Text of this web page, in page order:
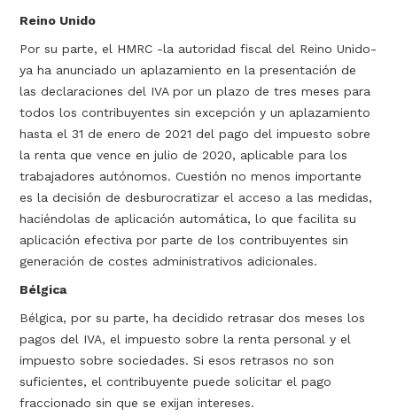
Reino Unido
Por su parte, el HMRC -la autoridad fiscal del Reino Unido-
ya ha anunciado un aplazamiento en la presentación de
las declaraciones del IVA por un plazo de tres meses para
todos los contribuyentes sin excepción y un aplazamiento
hasta el 31 de enero de 2021 del pago del impuesto sobre
la renta que vence en julio de 2020, aplicable para los
trabajadores autónomos. Cuestión no menos importante
es la decisión de desburocratizar el acceso a las medidas,
haciéndolas de aplicación automática, lo que facilita su
aplicación efectiva por parte de los contribuyentes sin
generación de costes administrativos adicionales.
Bélgica
Bélgica, por su parte, ha decidido retrasar dos meses los
pagos del IVA, el impuesto sobre la renta personal y el
impuesto sobre sociedades. Si esos retrasos no son
suficientes, el contribuyente puede solicitar el pago
fraccionado sin que se exijan intereses.